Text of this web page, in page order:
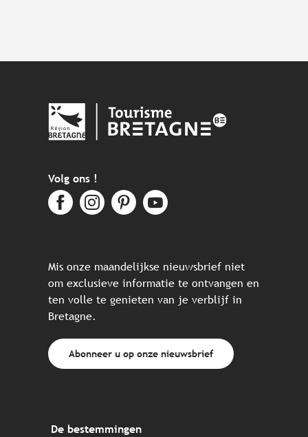
Volg ons !
Mis onze maandelijkse nieuwsbrief niet
om exclusieve informatie te ontvangen en
ten volle te genieten van je verblijf in
Bretagne.
Abonneer u op onze nieuwsbrief
De bestemmingen